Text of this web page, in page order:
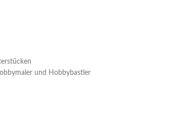
und Hobbybastler